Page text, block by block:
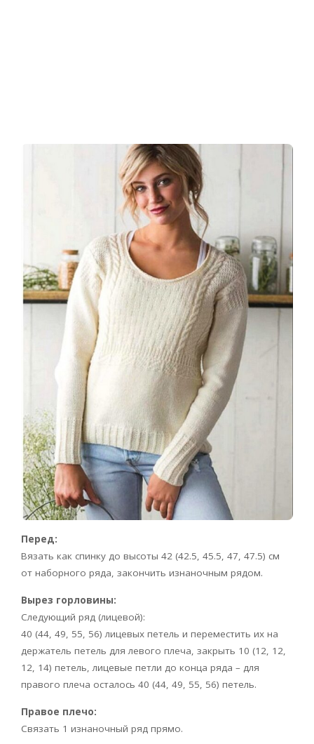
Перед:
Вязать как спинку до высоты 42 (42.5, 45.5, 47, 47.5) см
от наборного ряда, закончить изнаночным рядом.
Вырез горловины:
Следующий ряд (лицевой):
40 (44, 49, 55, 56) лицевых петель и переместить их на
держатель петель для левого плеча, закрыть 10 (12, 12,
12, 14) петель, лицевые петли до конца ряда – для
правого плеча осталось 40 (44, 49, 55, 56) петель.
Правое плечо:
Связать 1 изнаночный ряд прямо.